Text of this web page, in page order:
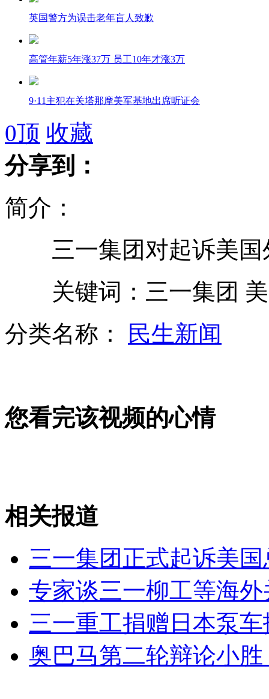
英国警方为误击老年盲人致歉
高管年薪5年涨37万 员工10年才涨3万
9·11主犯在关塔那摩美军基地出席听证会
美国丹佛一酒吧发生火灾疑为凶杀案
哈尔滨弑医案嫌犯讲述事情经过
女孩北京地铁殴打老人 痛下狠手拳打脚踢
安徽一实载49人客车翻车
走！跟着总书记去植树
0顶 收藏
分享到：
简介：
三一集团对起诉美国
关键词：三一集团 美
分类名称：
民生新闻
您看完该视频的心情
相关报道
三一集团正式起诉美
专家谈三一柳工等海
三一重工捐赠日本泵
奥巴马第二轮辩论小胜